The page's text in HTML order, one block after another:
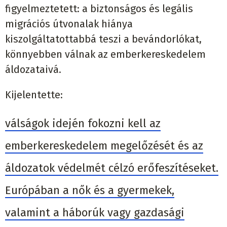
figyelmeztetett: a biztonságos és legális
migrációs útvonalak hiánya
kiszolgáltatottabbá teszi a bevándorlókat,
könnyebben válnak az emberkereskedelem
áldozataivá.
Kijelentette:
válságok idején fokozni kell az
emberkereskedelem megelőzését és az
áldozatok védelmét célzó erőfeszítéseket.
Európában a nők és a gyermekek,
valamint a háborúk vagy gazdasági